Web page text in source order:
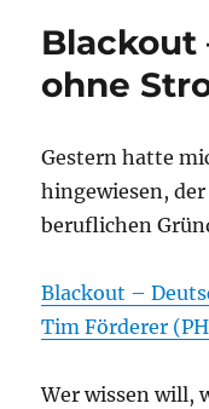
Blackout
ohne
Gestern hatte
hingewiesen,
beruflichen
Blackout –
Tim Förderer
Wer wissen will,